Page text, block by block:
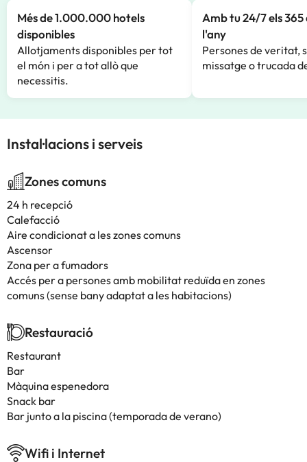
Més de 1.000.000 hotels
disponibles
Allotjaments disponibles per tot
el món i per a tot allò que
necessitis.
Amb tu 24/7 els 365
l'any
Persones de veritat,
missatge o trucada
Instal·lacions i serveis
Zones comuns
24 h recepció
Calefacció
Aire condicionat a les zones comuns
Ascensor
Zona per a fumadors
Accés per a persones amb mobilitat reduïda en zones
comuns (sense bany adaptat a les habitacions)
Restauració
Restaurant
Bar
Màquina espenedora
Snack bar
Bar junto a la piscina (temporada de verano)
Wifi i Internet